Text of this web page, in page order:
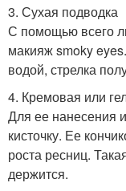
3. Сухая подводка
С помощью всего
макияж smoky
водой, стрелка
4. Кремовая или
Для ее нанесения
кисточку. Ее
роста ресниц.
держится.